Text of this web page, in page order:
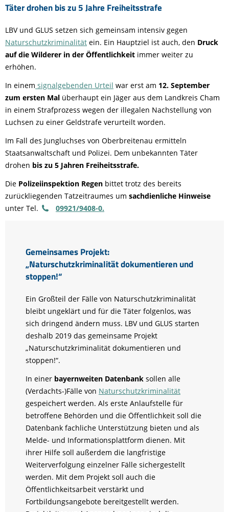
Täter drohen bis zu 5 Jahre Freiheitsstrafe
LBV und GLUS setzen sich gemeinsam intensiv gegen
Naturschutzkriminalität ein. Ein Hauptziel ist auch, den Druck
auf die Wilderer in der Öffentlichkeit immer weiter zu
erhöhen.
In einem signalgebenden Urteil war erst am 12. September
zum ersten Mal überhaupt ein Jäger aus dem Landkreis Cham
in einem Strafprozess wegen der illegalen Nachstellung von
Luchsen zu einer Geldstrafe verurteilt worden.
Im Fall des Jungluchses von Oberbreitenau ermitteln
Staatsanwaltschaft und Polizei. Dem unbekannten Täter
drohen bis zu 5 Jahren Freiheitsstrafe.
Die Polizeiinspektion Regen bittet trotz des bereits
zurückliegenden Tatzeitraumes um sachdienliche Hinweise
unter Tel.
09921/9408-0.
Gemeinsames Projekt:
„Naturschutzkriminalität dokumentieren und
stoppen!“
Ein Großteil der Fälle von Naturschutzkriminalität
bleibt ungeklärt und für die Täter folgenlos, was
sich dringend ändern muss. LBV und GLUS starten
deshalb 2019 das gemeinsame Projekt
„Naturschutzkriminalität dokumentieren und
stoppen!“.
In einer bayernweiten Datenbank sollen alle
(Verdachts-)Fälle von Naturschutzkriminalität
gespeichert werden. Als erste Anlaufstelle für
betroffene Behörden und die Öffentlichkeit soll die
Datenbank fachliche Unterstützung bieten und als
Melde- und Informationsplattform dienen. Mit
ihrer Hilfe soll außerdem die langfristige
Weiterverfolgung einzelner Fälle sichergestellt
werden. Mit dem Projekt soll auch die
Öffentlichkeitsarbeit verstärkt und
Fortbildungsangebote bereitgestellt werden.